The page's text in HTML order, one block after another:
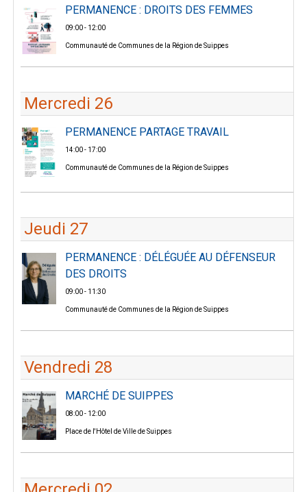
PERMANENCE : DROITS DES FEMMES
09:00 - 12:00
Communauté de Communes de la Région de Suippes
Mercredi 26
PERMANENCE PARTAGE TRAVAIL
14:00 - 17:00
Communauté de Communes de la Région de Suippes
Jeudi 27
PERMANENCE : DÉLÉGUÉE AU DÉFENSEUR
DES DROITS
09:00 - 11:30
Communauté de Communes de la Région de Suippes
Vendredi 28
MARCHÉ DE SUIPPES
08:00 - 12:00
Place de l'Hôtel de Ville de Suippes